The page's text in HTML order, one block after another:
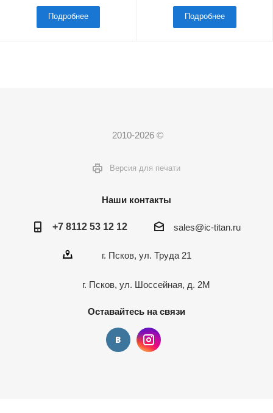
Подробнее Подробнее
2010-2026 ©
Версия для печати
Наши контакты
+7 8112 53 12 12 sales@ic-titan.ru
г. Псков, ул. Труда 21
г. Псков, ул. Шоссейная, д. 2М
Оставайтесь на связи